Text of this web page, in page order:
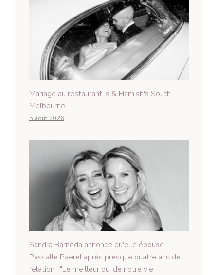
Mariage au restaurant Is & Hamish's South
Melbourne
5 août 2026
Sandra Barneda annonce qu'elle épouse
Pascalle Paerel après presque quatre ans de
relation : "Le meilleur oui de notre vie"